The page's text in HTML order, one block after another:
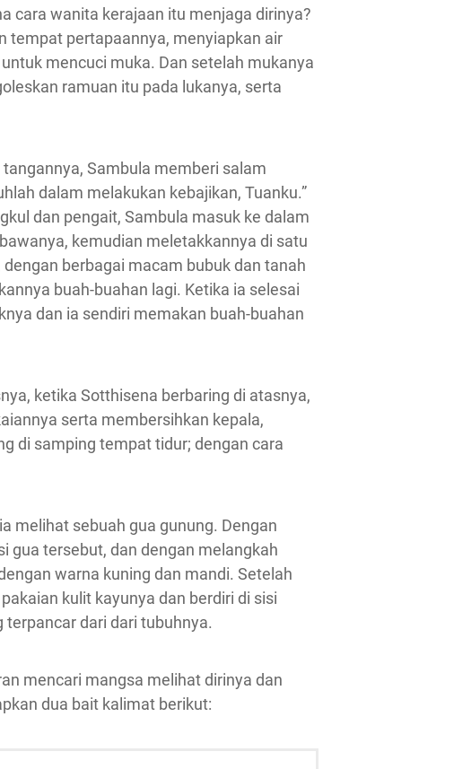
cara wanita kerajaan itu menjaga dirinya?
tempat pertapaannya, menyiapkan air
mencuci muka. Dan setelah mukanya
ramuan itu pada lukanya, serta
Sambula memberi salam
dalam melakukan kebajikan, Tuanku.”
dan pengait, Sambula masuk ke dalam
kemudian meletakkannya di satu
berbagai macam bubuk dan tanah
buah-buahan lagi. Ketika ia selesai
dan ia sendiri memakan buah-buahan
ketika Sotthisena berbaring di atasnya,
serta membersihkan kepala,
di samping tempat tidur; dengan cara
melihat sebuah gua gunung. Dengan
gua tersebut, dan dengan melangkah
warna kuning dan mandi. Setelah
kulit kayunya dan berdiri di sisi
terpancar dari dari tubuhnya.
mencari mangsa melihat dirinya dan
dua bait kalimat berikut: